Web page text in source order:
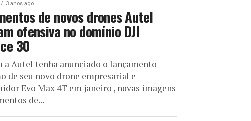
3 anos ago
de novos drones Autel
ofensiva no domínio DJI
30
a Autel tenha anunciado o lançamento
de seu novo drone empresarial e
Evo Max 4T em janeiro , novas imagens
de...